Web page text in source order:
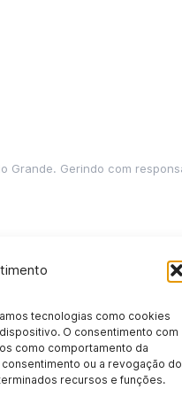
tecnologias como cookies
O consentimento com
como comportamento da
ou a revogação do
recursos e funções.
Grande. Gerindo com
Invalidez Auxílio Doença